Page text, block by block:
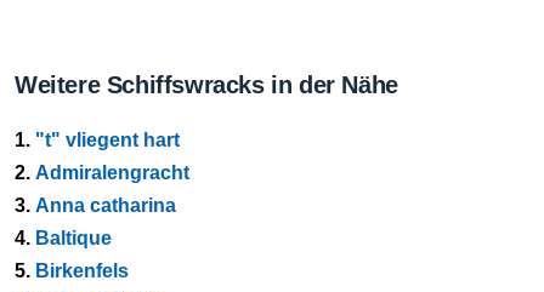
Weitere Schiffswracks in der Nähe
1. "t" vliegent hart
2. Admiralengracht
3. Anna catharina
4. Baltique
5. Birkenfels